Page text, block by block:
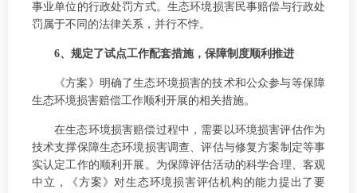
事业单位的行政处罚方式。生态环境损害民事赔偿与行政处
罚属于不同的法律关系，并行不悖。
6、规定了试点工作配套措施，保障制度顺利推进
《方案》明确了生态环境损害的技术和公众参与等保障
生态环境损害赔偿工作顺利开展的相关措施。
在生态环境损害赔偿过程中，需要以环境损害评估作为
技术支撑保障生态环境损害调查、评估与修复方案制定等事
实认定工作的顺利开展。为保障评估活动的科学合理、客观
中立，《方案》对生态环境损害评估机构的能力提出了要